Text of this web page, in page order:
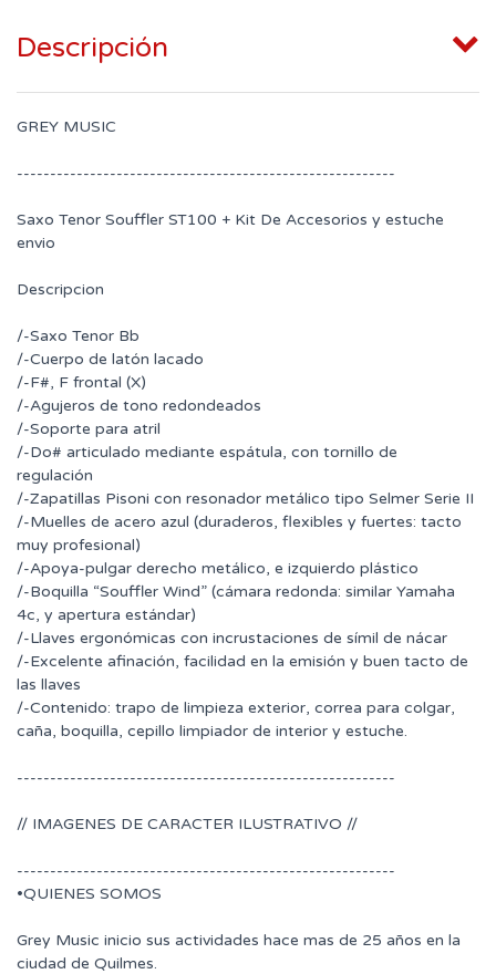
Descripción
GREY MUSIC
---------------------------------------------------------
Saxo Tenor Souffler ST100 + Kit De Accesorios y estuche
envio
Descripcion
/-Saxo Tenor Bb
/-Cuerpo de latón lacado
/-F#, F frontal (X)
/-Agujeros de tono redondeados
/-Soporte para atril
/-Do# articulado mediante espátula, con tornillo de
regulación
/-Zapatillas Pisoni con resonador metálico tipo Selmer Serie II
/-Muelles de acero azul (duraderos, flexibles y fuertes: tacto
muy profesional)
/-Apoya-pulgar derecho metálico, e izquierdo plástico
/-Boquilla “Souffler Wind” (cámara redonda: similar Yamaha
4c, y apertura estándar)
/-Llaves ergonómicas con incrustaciones de símil de nácar
/-Excelente afinación, facilidad en la emisión y buen tacto de
las llaves
/-Contenido: trapo de limpieza exterior, correa para colgar,
caña, boquilla, cepillo limpiador de interior y estuche.
---------------------------------------------------------
// IMAGENES DE CARACTER ILUSTRATIVO //
---------------------------------------------------------
•QUIENES SOMOS
Grey Music inicio sus actividades hace mas de 25 años en la
ciudad de Quilmes.